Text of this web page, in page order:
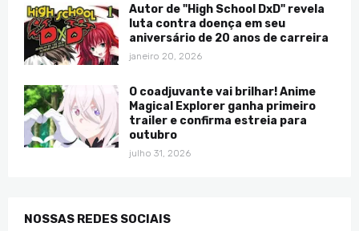
Autor de "High School DxD" revela
luta contra doença em seu
aniversário de 20 anos de carreira
janeiro 20, 2026
O coadjuvante vai brilhar! Anime
Magical Explorer ganha primeiro
trailer e confirma estreia para
outubro
julho 31, 2026
NOSSAS REDES SOCIAIS